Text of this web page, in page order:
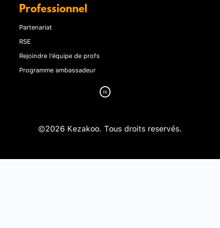
Professionnel
Partenariat
RSE
Rejoindre l'équipe de profs
Programme ambassadeur
©2026 Kezakoo. Tous droits reservés.